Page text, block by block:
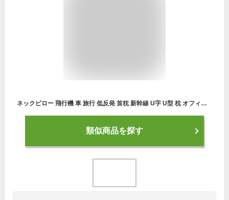
ネックピロー 飛行機 車 旅行 低反発 首枕 新幹線 U字 U型 枕 オフィス 昼寝 テレワーク 旅行用 子供 レディース エア枕
類似商品を探す